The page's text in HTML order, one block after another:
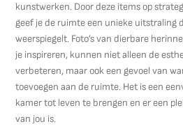
kunstwerken. Door deze items op
geef je de ruimte een unieke uitstraling
weerspiegelt. Foto’s van dierbare
je inspireren, kunnen niet alleen de
verbeteren, maar ook een gevoel van
toevoegen aan de ruimte. Het is een
kamer tot leven te brengen en er een
van jou is.